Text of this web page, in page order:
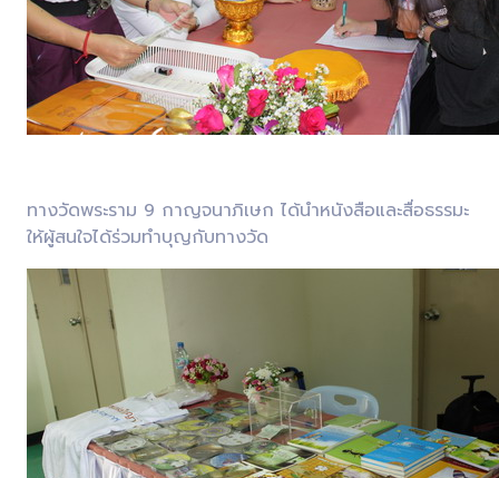
ทางวัดพระราม 9 กาญจนาภิเษก ได้นำหนังสือและสื่อธรรมะ
ให้ผู้สนใจได้ร่วมทำบุญกับทางวัด